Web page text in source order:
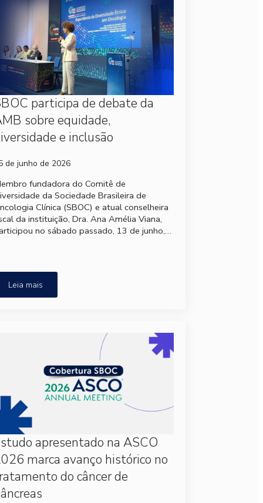
participa de debate da
sobre equidade,
e inclusão
de junho de 2026
fundadora do Comitê de
da Sociedade Brasileira de
Clínica (SBOC) e atual conselheira
da instituição, Dra. Ana Amélia Viana,
no sábado passado, 13 de junho,…
Leia mais
apresentado na ASCO
marca avanço histórico no
do câncer de